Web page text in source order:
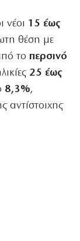
νέοι 15 έως
θέση με
το περσινό
25 έως
8,3%,
αντίστοιχης